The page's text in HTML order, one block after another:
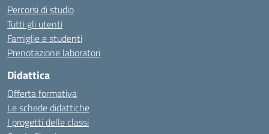
Percorsi di studio
Tutti gli utenti
Famiglie e studenti
Prenotazione laboratori
Didattica
Offerta formativa
Le schede didattiche
I progetti delle classi